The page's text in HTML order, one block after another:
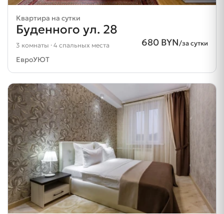
Квартира на сутки
Буденного ул. 28
680 BYN/за сутки
3 комнаты · 4 спальных места
ЕвроУЮТ